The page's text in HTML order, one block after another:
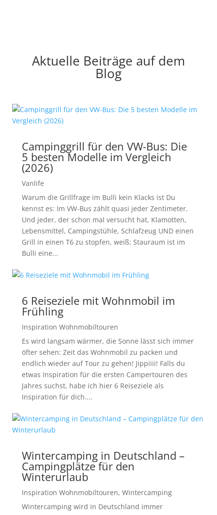
Aktuelle Beiträge auf dem
Blog
Campinggrill für den VW-Bus: Die
5 besten Modelle im Vergleich
(2026)
Vanlife
Warum die Grillfrage im Bulli kein Klacks ist Du
kennst es: Im VW-Bus zählt quasi jeder Zentimeter.
Und jeder, der schon mal versucht hat, Klamotten,
Lebensmittel, Campingstühle, Schlafzeug UND einen
Grill in einen T6 zu stopfen, weiß: Stauraum ist im
Bulli eine...
6 Reiseziele mit Wohnmobil im
Frühling
Inspiration Wohnmobiltouren
Es wird langsam wärmer, die Sonne lässt sich immer
öfter sehen: Zeit das Wohnmobil zu packen und
endlich wieder auf Tour zu gehen! Jippiiii! Falls du
etwas Inspiration für die ersten Campertouren des
Jahres suchst, habe ich hier 6 Reiseziele als
Inspiration für dich....
Wintercamping in Deutschland –
Campingplätze für den
Winterurlaub
Inspiration Wohnmobiltouren, Wintercamping
Wintercamping wird in Deutschland immer